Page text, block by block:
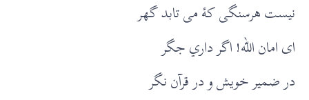
نیست هرسنگی کۀ می تابد گهر
ای امان الله! اگر داري جگر
در ضمیر خویش و در قرآن نگر